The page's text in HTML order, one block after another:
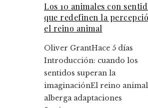
Los 10 animales con
que redefinen la
el reino animal
Oliver GrantHace 5 días
Introducción: cuando los
sentidos superan la
imaginaciónEl reino animal
alberga adaptaciones